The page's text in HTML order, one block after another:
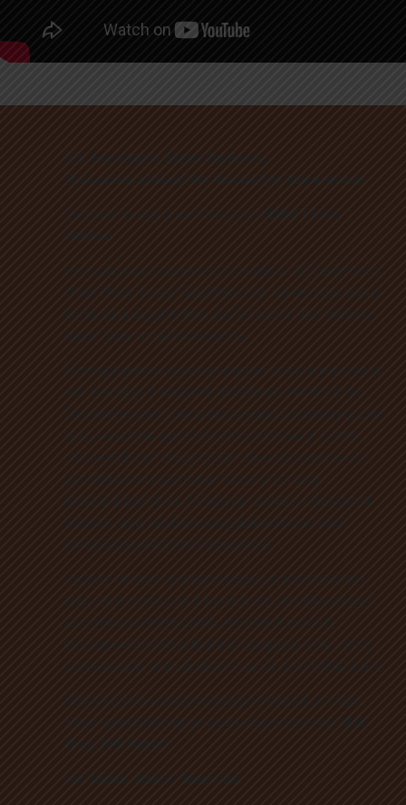
Om Swastyastu, Salam Sejahtera,
Wassalamu’alaikum Warahmatullahi Wabarakatuh.
Selamat datang di website resmi SMKN 1 Kuta
Selatan
Puji syukur kami panjatkan ke hadapan Ida Sang Hyang
Widhi Wasa, Tuhan Yang Maha Esa, karena atas asung
kerta wara nugraha-Nya, platform informasi digital ini
dapat hadir untuk Anda semua.
Di tengah pesatnya perkembangan industri pariwisata
dan teknologi di wilayah Kuta Selatan, SMKN 1 Kuta
Selatan berkomitmen untuk menjadi pusat keunggulan
yang mencetak generasi muda profesional, kreatif,
dan memiliki jati diri yang kuat. Kami percaya bahwa
pendidikan kejuruan bukan sekadar tentang
keterampilan teknis, tetapi juga tentang membentuk
karakter yang berdaya saing global namun tetap
berpijak pada nilai-nilai budaya lokal.
Website ini kami hadirkan sebagai jendela informasi
bagi calon siswa, orang tua, industri, dan masyarakat
luas untuk mengenal lebih dekat profil sekolah,
berbagai kompetensi keahlian yang kami miliki, serta
prestasi yang telah diraih oleh putra-putri terbaik kami.
Mari bersama-sama bersinergi menciptakan masa
depan gemilang bagi generasi emas Indonesia.
SMK
Bisa, SMK Hebat!
Om Shanti, Shanti, Shanti Om.